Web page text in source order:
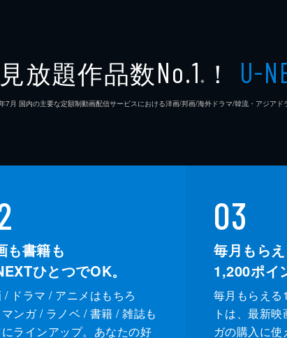
見放題作品数No.1 ※ ！ U-
⽉ 国内の主要な定額制動画配信サービスにおける洋画/邦画/海外ドラマ/韓流・アジアド
も書籍も
ひとつでOK。
/ ドラマ / アニメはもちろ
ンガ / ラノベ / 書籍 / 雑誌も
ラインアップ。あなたの好
03
毎月もら
1,200ポイ
毎月もらえる
トは、最新
ガの購入に